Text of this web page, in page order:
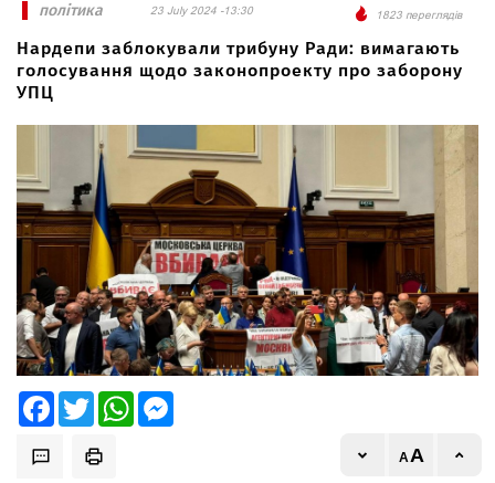
політика 23 July 2024 -13:30 1823 переглядів
Нардепи заблокували трибуну Ради: вимагають
голосування щодо законопроекту про заборону
УПЦ
FacebookTwitter WhatsApp